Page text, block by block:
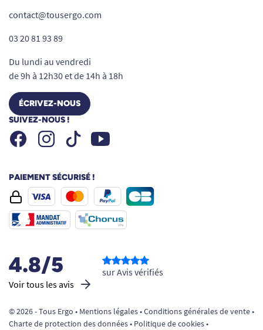
contact@tousergo.com
03 20 81 93 89
Du lundi au vendredi
de 9h à 12h30 et de 14h à 18h
ÉCRIVEZ-NOUS
SUIVEZ-NOUS !
FacebookInstagramTiktok Youtube
PAIEMENT SÉCURISÉ !
4.8/5
Voir tous les avis
sur Avis vérifiés
© 2026 - Tous Ergo • Mentions légales•Conditions générales de vente•
Charte de protection des données• Politique de cookies•